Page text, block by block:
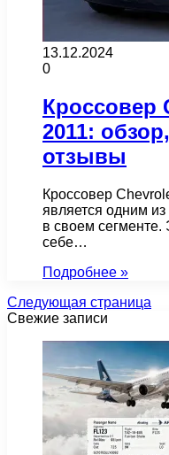
13.12.2024
0
Кроссовер
2011:
отзывы
Кроссовер
является одним
в своем сегменте.
себе…
Подробнее »
Следующая страница
Свежие записи